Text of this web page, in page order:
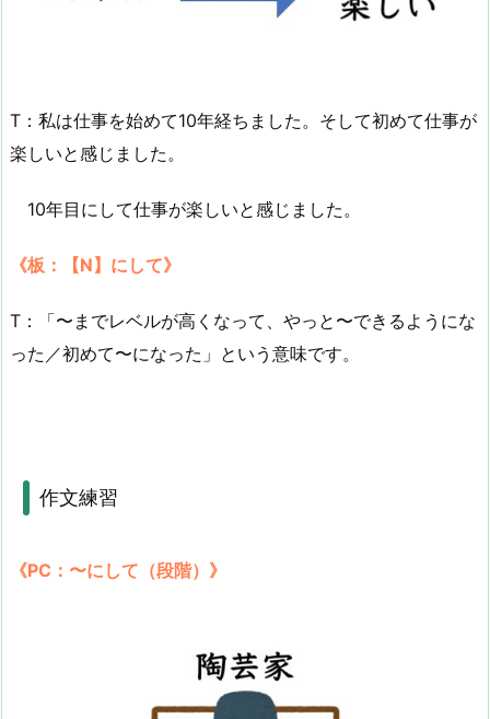
T：私は仕事を始めて10年経ちました。そして初めて仕事が
楽しいと感じました。
10年目にして仕事が楽しいと感じました。
《板：【N】にして》
T：「〜までレベルが高くなって、やっと〜できるようにな
った／初めて〜になった」という意味です。
作文練習
《PC：〜にして（段階）》